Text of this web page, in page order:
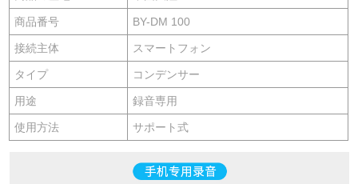
商品番号 BY-DM 100
接続主体 スマートフォン
タイプ コンデンサー
用途 録音専用
使用方法 サポート式